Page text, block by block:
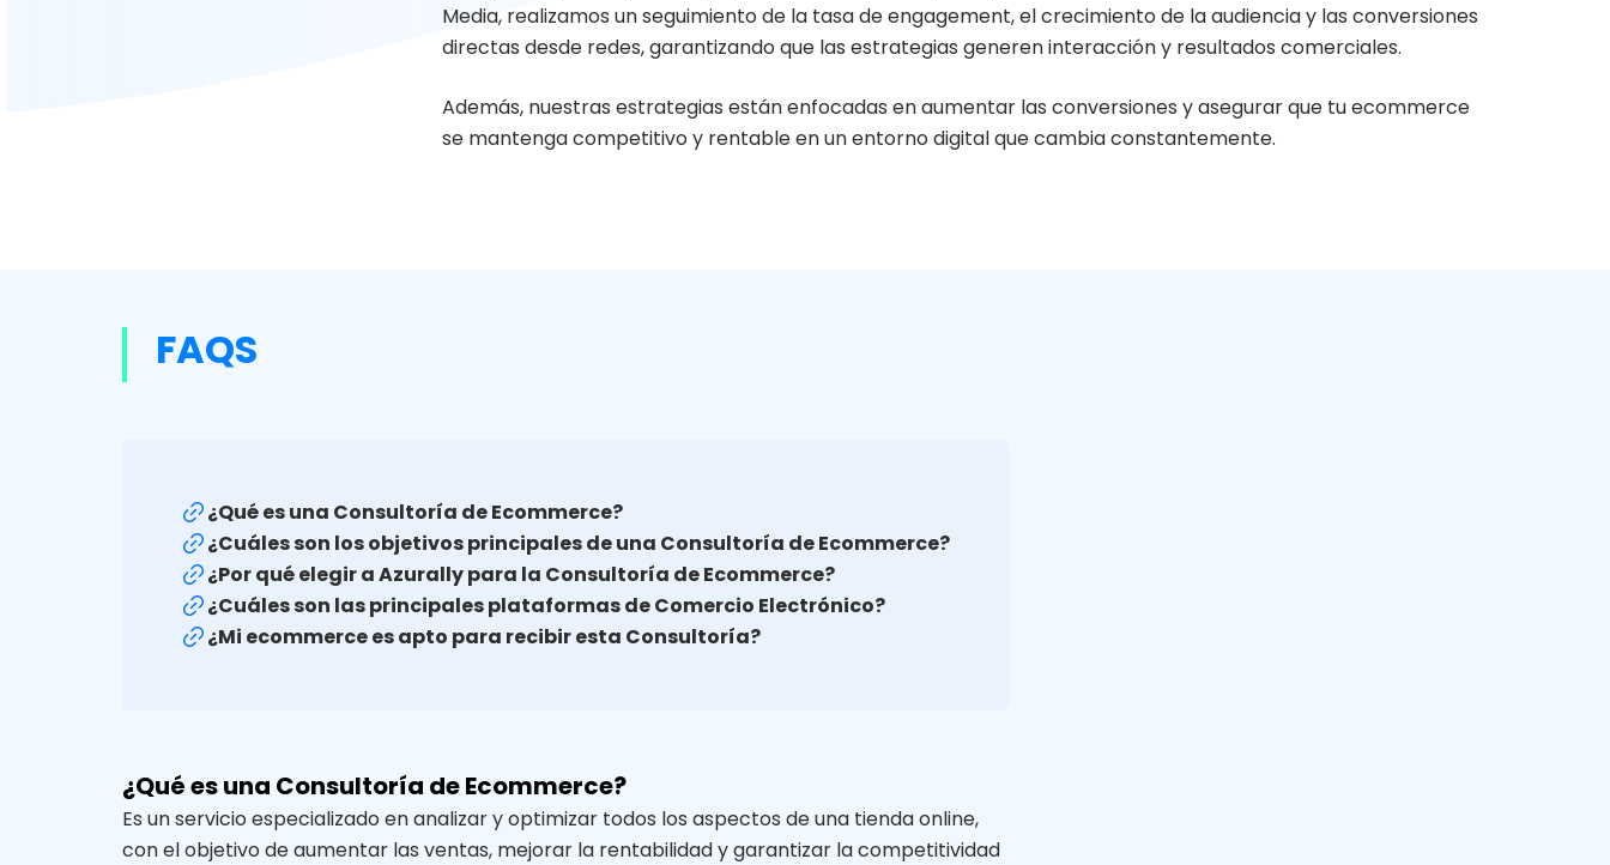
Media, realizamos un seguimiento de la tasa de engagement, el crecimiento de la audiencia y las conversiones
directas desde redes, garantizando que las estrategias generen interacción y resultados comerciales.
Además, nuestras estrategias están enfocadas en aumentar las conversiones y asegurar que tu ecommerce
se mantenga competitivo y rentable en un entorno digital que cambia constantemente.
FAQS
¿Qué es una Consultoría de Ecommerce?
¿Cuáles son los objetivos principales de una Consultoría de Ecommerce?
¿Por qué elegir a Azurally para la Consultoría de Ecommerce?
¿Cuáles son las principales plataformas de Comercio Electrónico?
¿Mi ecommerce es apto para recibir esta Consultoría?
¿Qué es una Consultoría de Ecommerce?
Es un servicio especializado en analizar y optimizar todos los aspectos de una tienda online,
con el objetivo de aumentar las ventas, mejorar la rentabilidad y garantizar la competitividad